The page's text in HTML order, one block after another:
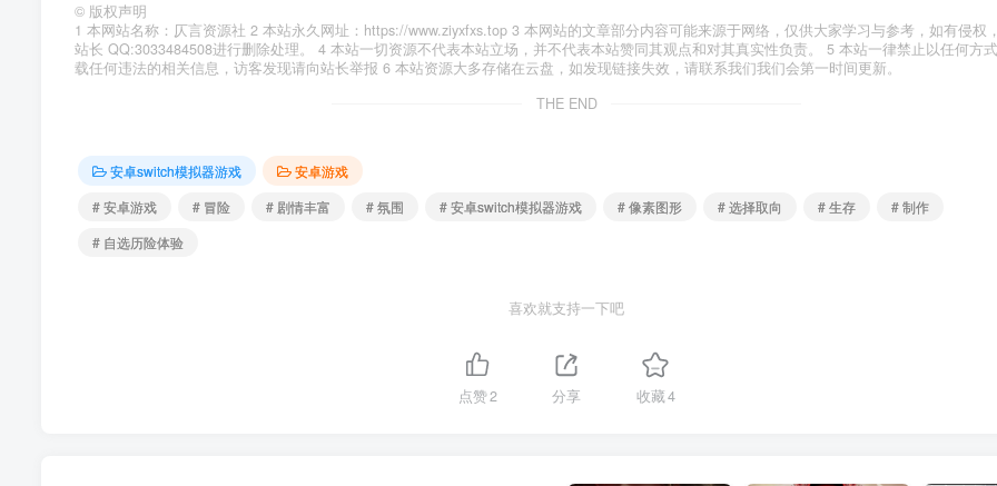
© 版权声明
1 本网站名称：仄言资源社 2 本站永久网址：https://www.ziyxfxs.top 3 本网站的文章部分内容可能来源于网络，仅供大家学习与参考，如有侵权
站长 QQ:3033484508进行删除处理。 4 本站一切资源不代表本站立场，并不代表本站赞同其观点和对其真实性负责。 5 本站一律禁止以任何方
载任何违法的相关信息，访客发现请向站长举报 6 本站资源大多存储在云盘，如发现链接失效，请联系我们我们会第一时间更新。
THE END
安卓switch模拟器游戏
安卓游戏
# 安卓游戏
# 冒险 # 剧情丰富 # 氛围 # 安卓switch模拟器游戏 # 像素图形 # 选择取向 # 生存
# 制作
# 自选历险体验
喜欢就支持一下吧
点赞2 分享 收藏4